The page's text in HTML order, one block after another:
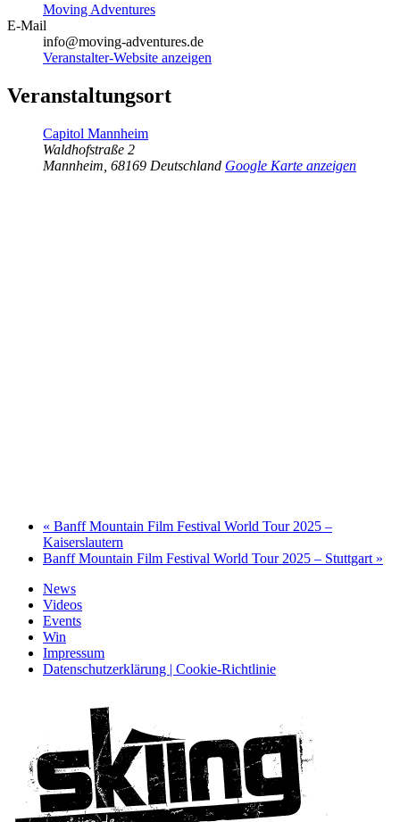
Moving Adventures
E-Mail
info@moving-adventures.de
Veranstalter-Website anzeigen
Veranstaltungsort
Capitol Mannheim
Waldhofstraße 2
Mannheim 68169 Deutschland Google Karte anzeigen
« Banff Mountain Film Festival World Tour 2025 –
Kaiserslautern
Banff Mountain Film Festival World Tour 2025 – Stuttgart »
News
Videos
Events
Win
Impressum
Datenschutzerklärung | Cookie-Richtlinie